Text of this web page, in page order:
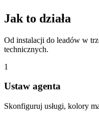
Jak to działa
Od instalacji do leadów w
technicznych.
1
Ustaw agenta
Skonfiguruj usługi, kolory